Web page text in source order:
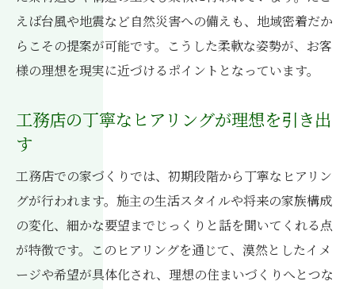
えば台風や地震など自然災害への備えも、地域密着だか
らこその提案が可能です。こうした柔軟な姿勢が、お客
様の理想を現実に近づけるポイントとなっています。
工務店の丁寧なヒアリングが理想を引き出
す
工務店での家づくりでは、初期段階から丁寧なヒアリン
グが行われます。施主の生活スタイルや将来の家族構成
の変化、細かな要望までじっくりと話を聞いてくれる点
が特徴です。このヒアリングを通じて、漠然としたイメ
ージや希望が具体化され、理想の住まいづくりへとつな